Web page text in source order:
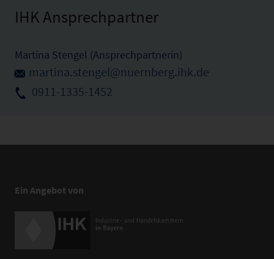
IHK Ansprechpartner
Martina Stengel (Ansprechpartnerin)
martina.stengel@nuernberg.ihk.de
0911-1335-1452
Ein Angebot von